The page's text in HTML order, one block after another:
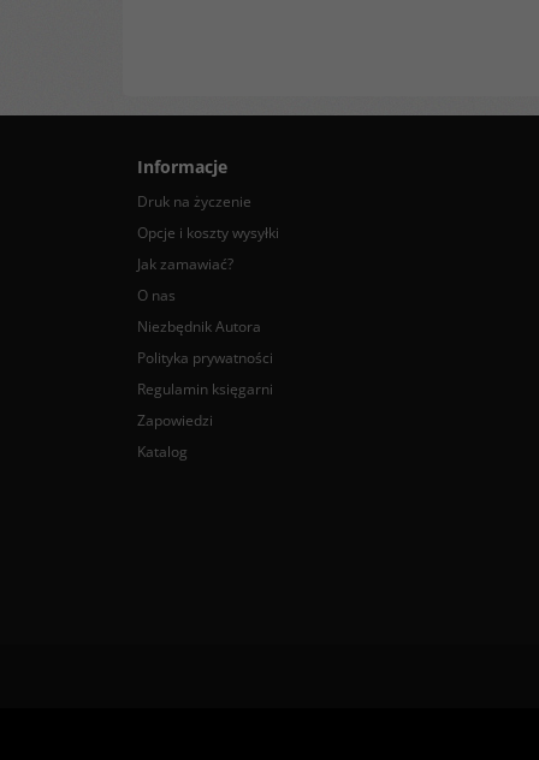
Informacje
Druk na życzenie
Opcje i koszty wysyłki
Jak zamawiać?
O nas
Niezbędnik Autora
Polityka prywatności
Regulamin księgarni
Zapowiedzi
Katalog